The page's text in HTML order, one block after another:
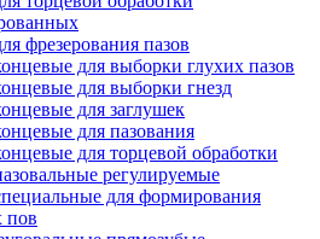
фрезерования пазов
для выборки глухих пазов
для выборки гнезд
для заглушек
для пазования
для торцевой обработки
регулируемые
для формирования
пов